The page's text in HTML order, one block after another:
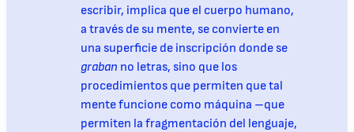
escribir, implica que el cuerpo humano,
a través de su mente, se convierte en
una superficie de inscripción donde se
graban no letras, sino que los
procedimientos que permiten que tal
mente funcione como máquina –que
permiten la fragmentación del lenguaje,